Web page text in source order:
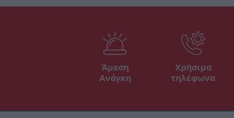
Άμεση
Ανάγκη
Χρήσιμα
τηλέφωνα